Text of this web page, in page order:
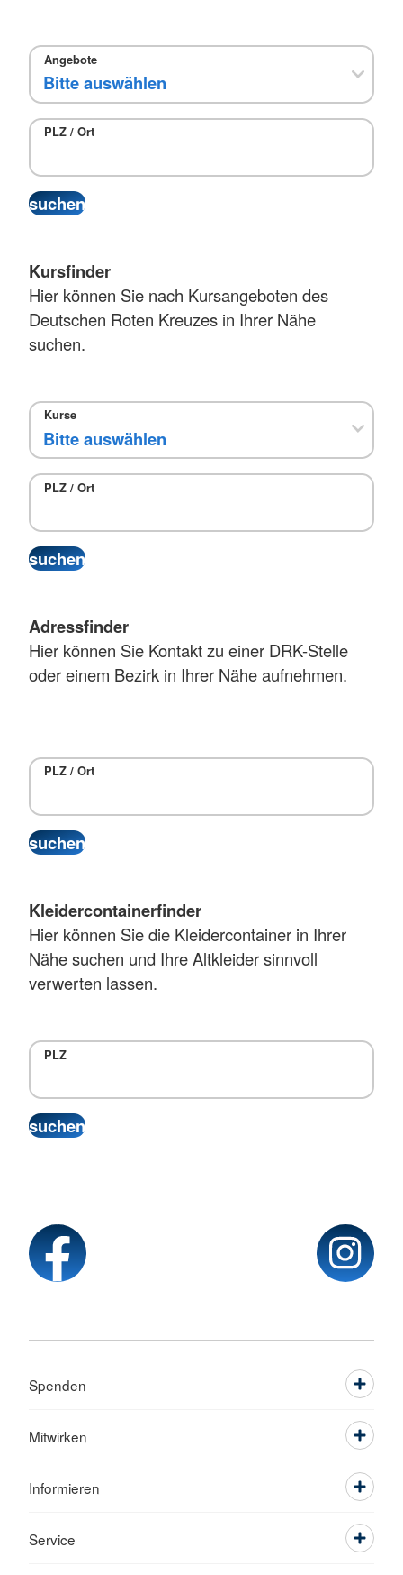
Angebote
PLZ / Ort
Kursfinder
Hier können Sie nach Kursangeboten des
Deutschen Roten Kreuzes in Ihrer Nähe
suchen.
Kurse
PLZ / Ort
Adressfinder
Hier können Sie Kontakt zu einer DRK-Stelle
oder einem Bezirk in Ihrer Nähe aufnehmen.
PLZ / Ort
Kleidercontainerfinder
Hier können Sie die Kleidercontainer in Ihrer
Nähe suchen und Ihre Altkleider sinnvoll
verwerten lassen.
PLZ
Spenden
Mitwirken
Informieren
Service